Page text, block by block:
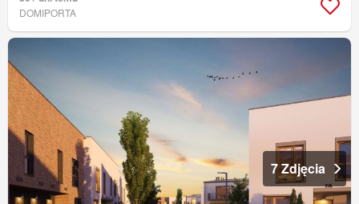
DOMIPORTA
7 Zdjęcia